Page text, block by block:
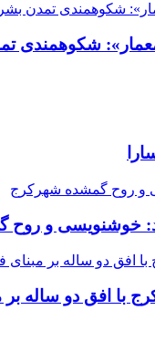
شکوهمندی
خوشنویسی و
افق دو ساله بر